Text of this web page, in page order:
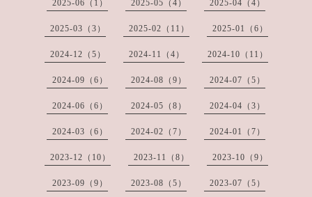
2025-06（1） 2025-05（4） 2025-04（4）
2025-03（3） 2025-02（11） 2025-01（6）
2024-12（5） 2024-11（4） 2024-10（11）
2024-09（6） 2024-08（9） 2024-07（5）
2024-06（6） 2024-05（8） 2024-04（3）
2024-03（6） 2024-02（7） 2024-01（7）
2023-12（10） 2023-11（8） 2023-10（9）
2023-09（9） 2023-08（5） 2023-07（5）